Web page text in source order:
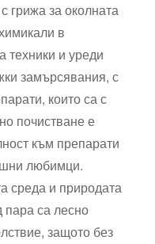
грижа за околната
в
техники и уреди
замърсявания, с
които са с
почистване е
към препарати
любимци.
среда и природата
пара са лесно
защото без